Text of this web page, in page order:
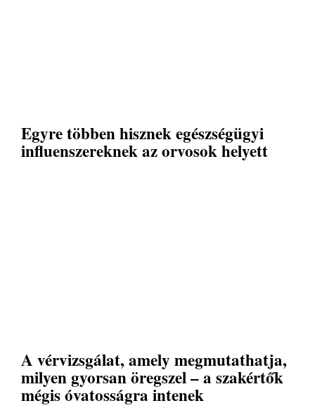
Egyre többen hisznek egészségügyi
influenszereknek az orvosok helyett
A vérvizsgálat, amely megmutathatja,
milyen gyorsan öregszel – a szakértők
mégis óvatosságra intenek